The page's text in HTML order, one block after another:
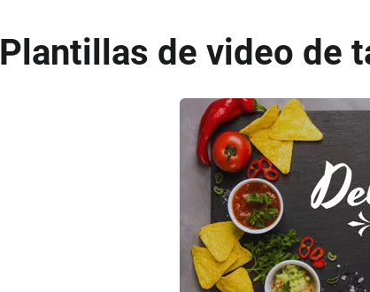
Plantillas de video de